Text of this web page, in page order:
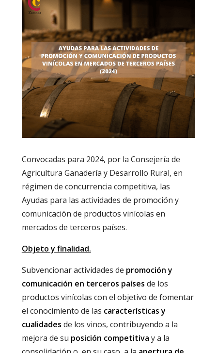
Convocadas para 2024, por la Consejería de
Agricultura Ganadería y Desarrollo Rural, en
régimen de concurrencia competitiva, las
Ayudas para las actividades de promoción y
comunicación de productos vinícolas en
mercados de terceros países.
Objeto y finalidad.
Subvencionar actividades de promoción y
comunicación en terceros países de los
productos vinícolas con el objetivo de fomentar
el conocimiento de las características y
cualidades de los vinos, contribuyendo a la
mejora de su posición competitiva y a la